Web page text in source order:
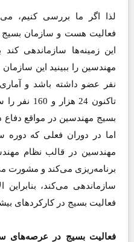
لذا اگر ما بررسی کنیم،
فعالیت هست و سازمان بسیج هم
این زمینه‌ها سازماندهی
نفر عضو داشته باشد و
تاکنون 24
بسیج مهندسین در مواقع
اما در دوران فعلی که
مهندسین در قالب نظام
برنامه‌ریزی می‌کند و مشورت
سازماندهی می‌کند، بنابراین
فعالیت بسیج در کارکردهای
فعالیت بسیج در عرصه‌های